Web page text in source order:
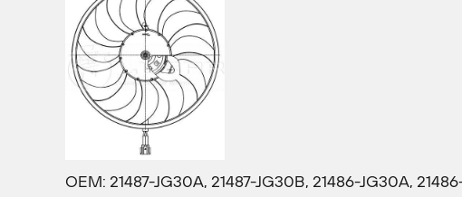
OEM: 21487-JG30A, 21487-JG30B, 21486-JG30A,